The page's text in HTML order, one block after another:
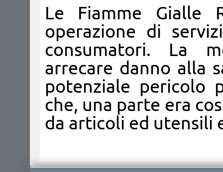
Le Fiamme Gialle
operazione di
consumatori. La
arrecare danno alla
potenziale pericolo
che, una parte era
da articoli ed utensili